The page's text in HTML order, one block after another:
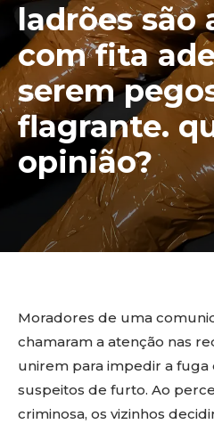
ladrões são
com fita
serem
flagrante.
opinião?
Moradores de uma
chamaram a atenção nas
unirem para impedir a
suspeitos de furto. Ao
criminosa, os vizinhos